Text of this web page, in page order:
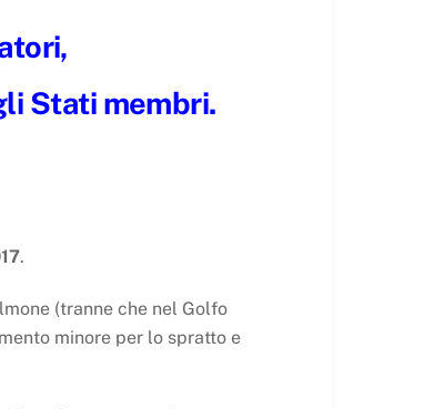
Stati membri.
.
(tranne che nel Golfo
minore per lo spratto e